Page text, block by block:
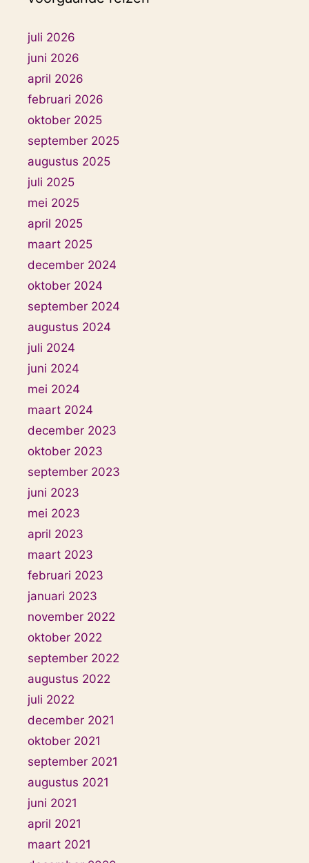
juli 2026
juni 2026
april 2026
februari 2026
oktober 2025
september 2025
augustus 2025
juli 2025
mei 2025
april 2025
maart 2025
december 2024
oktober 2024
september 2024
augustus 2024
juli 2024
juni 2024
mei 2024
maart 2024
december 2023
oktober 2023
september 2023
juni 2023
mei 2023
april 2023
maart 2023
februari 2023
januari 2023
november 2022
oktober 2022
september 2022
augustus 2022
juli 2022
december 2021
oktober 2021
september 2021
augustus 2021
juni 2021
april 2021
maart 2021